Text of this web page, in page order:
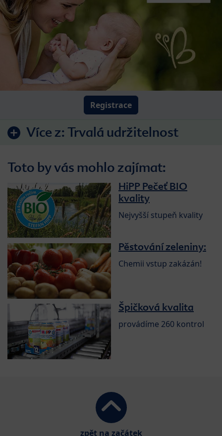
Registrace
Více z: Trvalá udržitelnost
Toto by vás mohlo zajímat:
HiPP Pečeť BIO
kvality
Nejvyšší stupeň kvality
Pěstování zeleniny:
Chemii vstup zakázán!
Špičková kvalita
provádíme 260 kontrol
zpět na začátek